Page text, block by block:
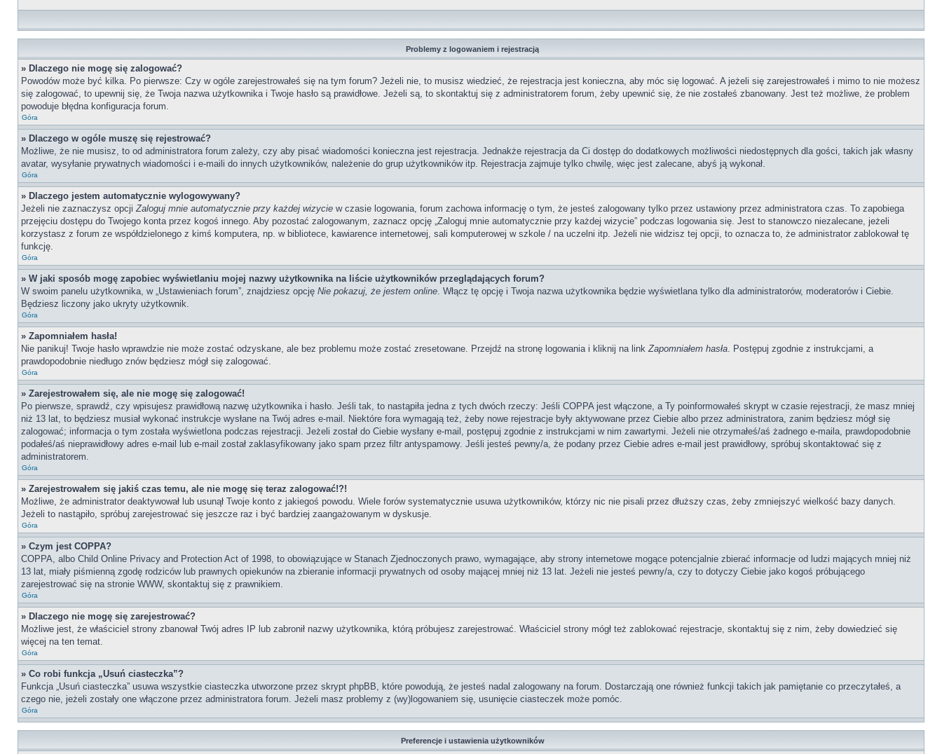
Problemy z logowaniem i rejestracją
» Dlaczego nie mogę się zalogować?
Powodów może być kilka. Po pierwsze: Czy w ogóle zarejestrowałeś się na tym forum? Jeżeli nie, to musisz wiedzieć, że rejestracja jest konieczna, aby móc się logować. A jeżeli się zarejestrowałeś i mimo to nie możesz
się zalogować, to upewnij się, że Twoja nazwa użytkownika i Twoje hasło są prawidłowe. Jeżeli są, to skontaktuj się z administratorem forum, żeby upewnić się, że nie zostałeś zbanowany. Jest też możliwe, że problem
powoduje błędna konfiguracja forum.
Góra
» Dlaczego w ogóle muszę się rejestrować?
Możliwe, że nie musisz, to od administratora forum zależy, czy aby pisać wiadomości konieczna jest rejestracja. Jednakże rejestracja da Ci dostęp do dodatkowych możliwości niedostępnych dla gości, takich jak własny
avatar, wysyłanie prywatnych wiadomości i e-maili do innych użytkowników, należenie do grup użytkowników itp. Rejestracja zajmuje tylko chwilę, więc jest zalecane, abyś ją wykonał.
Góra
» Dlaczego jestem automatycznie wylogowywany?
Jeżeli nie zaznaczysz opcjiZaloguj mnie automatycznie przy każdej wizycie w czasie logowania, forum zachowa informację o tym, że jesteś zalogowany tylko przez ustawiony przez administratora czas. To zapobiega
przejęciu dostępu do Twojego konta przez kogoś innego. Aby pozostać zalogowanym, zaznacz opcję „Zaloguj mnie automatycznie przy każdej wizycie” podczas logowania się. Jest to stanowczo niezalecane, jeżeli
korzystasz z forum ze współdzielonego z kimś komputera, np. w bibliotece, kawiarence internetowej, sali komputerowej w szkole / na uczelni itp. Jeżeli nie widzisz tej opcji, to oznacza to, że administrator zablokował tę
funkcję.
Góra
» W jaki sposób mogę zapobiec wyświetlaniu mojej nazwy użytkownika na liście użytkowników przeglądających forum?
W swoim panelu użytkownika, w „Ustawieniach forum”, znajdziesz opcję Nie pokazuj, że jestem online. Włącz tę opcję i Twoja nazwa użytkownika będzie wyświetlana tylko dla administratorów, moderatorów i Ciebie.
Będziesz liczony jako ukryty użytkownik.
Góra
» Zapomniałem hasła!
Nie panikuj! Twoje hasło wprawdzie nie może zostać odzyskane, ale bez problemu może zostać zresetowane. Przejdź na stronę logowania i kliknij na linkZapomniałem hasła. Postępuj zgodnie z instrukcjami, a
prawdopodobnie niedługo znów będziesz mógł się zalogować.
Góra
» Zarejestrowałem się, ale nie mogę się zalogować!
Po pierwsze, sprawdź, czy wpisujesz prawidłową nazwę użytkownika i hasło. Jeśli tak, to nastąpiła jedna z tych dwóch rzeczy: Jeśli COPPA jest włączone, a Ty poinformowałeś skrypt w czasie rejestracji, że masz mniej
niż 13 lat, to będziesz musiał wykonać instrukcje wysłane na Twój adres e-mail. Niektóre fora wymagają też, żeby nowe rejestracje były aktywowane przez Ciebie albo przez administratora, zanim będziesz mógł się
zalogować; informacja o tym została wyświetlona podczas rejestracji. Jeżeli został do Ciebie wysłany e-mail, postępuj zgodnie z instrukcjami w nim zawartymi. Jeżeli nie otrzymałeś/aś żadnego e-maila, prawdopodobnie
podałeś/aś nieprawidłowy adres e-mail lub e-mail został zaklasyfikowany jako spam przez filtr antyspamowy. Jeśli jesteś pewny/a, że podany przez Ciebie adres e-mail jest prawidłowy, spróbuj skontaktować się z
administratorem.
Góra
» Zarejestrowałem się jakiś czas temu, ale nie mogę się teraz zalogować!?!
Możliwe, że administrator deaktywował lub usunął Twoje konto z jakiegoś powodu. Wiele forów systematycznie usuwa użytkowników, którzy nic nie pisali przez dłuższy czas, żeby zmniejszyć wielkość bazy danych.
Jeżeli to nastąpiło, spróbuj zarejestrować się jeszcze raz i być bardziej zaangażowanym w dyskusje.
Góra
» Czym jest COPPA?
COPPA, albo Child Online Privacy and Protection Act of 1998, to obowiązujące w Stanach Zjednoczonych prawo, wymagające, aby strony internetowe mogące potencjalnie zbierać informacje od ludzi mających mniej niż
13 lat, miały piśmienną zgodę rodziców lub prawnych opiekunów na zbieranie informacji prywatnych od osoby mającej mniej niż 13 lat. Jeżeli nie jesteś pewny/a, czy to dotyczy Ciebie jako kogoś próbującego
zarejestrować się na stronie WWW, skontaktuj się z prawnikiem.
Góra
» Dlaczego nie mogę się zarejestrować?
Możliwe jest, że właściciel strony zbanował Twój adres IP lub zabronił nazwy użytkownika, którą próbujesz zarejestrować. Właściciel strony mógł też zablokować rejestracje, skontaktuj się z nim, żeby dowiedzieć się
więcej na ten temat.
Góra
» Co robi funkcja „Usuń ciasteczka”?
Funkcja „Usuń ciasteczka” usuwa wszystkie ciasteczka utworzone przez skrypt phpBB, które powodują, że jesteś nadal zalogowany na forum. Dostarczają one również funkcji takich jak pamiętanie co przeczytałeś, a
czego nie, jeżeli zostały one włączone przez administratora forum. Jeżeli masz problemy z (wy)logowaniem się, usunięcie ciasteczek może pomóc.
Góra
Preferencje i ustawienia użytkowników